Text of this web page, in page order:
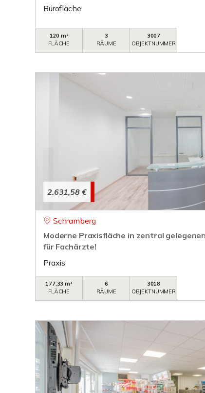
Bürofläche
120 m²
FLÄCHE
3
RÄUME
3007
OBJEKTNUMMER
2.631,58 €
Schramberg
Moderne Praxisfläche in zentral
für Fachärzte!
Praxis
177,33 m²
FLÄCHE
6
RÄUME
3018
OBJEKTNUMMER